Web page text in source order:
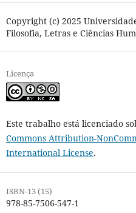
Copyright (c) 2025
Filosofia, Letras e Ciências
Licença
Este trabalho está licenciado
Commons Attribution-
International License.
ISBN-13 (15)
978-85-7506-547-1